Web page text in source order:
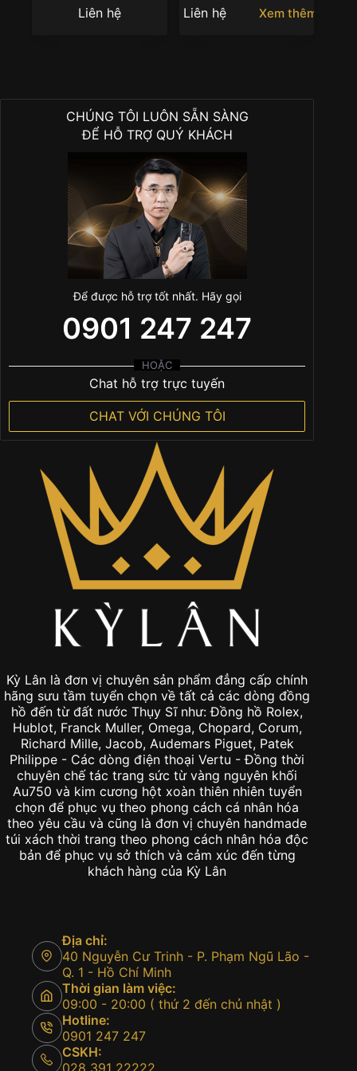
Liên hệ
xanh
Liên hệ Xem thêm
CHÚNG TÔI LUÔN SẴN SÀNG
ĐỂ HỖ TRỢ QUÝ KHÁCH
Để được hỗ trợ tốt nhất. Hãy gọi
0901 247 247
HOẶC
Chat hỗ trợ trực tuyến
CHAT VỚI CHÚNG TÔI
Kỳ Lân là đơn vị chuyên sản phẩm đẳng cấp chính
hãng sưu tầm tuyển chọn về tất cả các dòng đồng
hồ đến từ đất nước Thụy Sĩ như: Đồng hồ Rolex,
Hublot, Franck Muller, Omega, Chopard, Corum,
Richard Mille, Jacob, Audemars Piguet, Patek
Philippe - Các dòng điện thoại Vertu - Đồng thời
chuyên chế tác trang sức từ vàng nguyên khối
Au750 và kim cương hột xoàn thiên nhiên tuyển
chọn để phục vụ theo phong cách cá nhân hóa
theo yêu cầu và cũng là đơn vị chuyên handmade
túi xách thời trang theo phong cách nhân hóa độc
bản để phục vụ sở thích và cảm xúc đến từng
khách hàng của Kỳ Lân
Địa chỉ:
40 Nguyễn Cư Trinh - P. Phạm Ngũ Lão -
Q. 1 - Hồ Chí Minh
Thời gian làm việc:
09:00 - 20:00 ( thứ 2 đến chủ nhật )
Hotline:
0901 247 247
CSKH:
028 391 22222